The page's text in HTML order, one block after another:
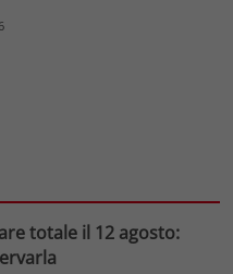
totale il 12 agosto: